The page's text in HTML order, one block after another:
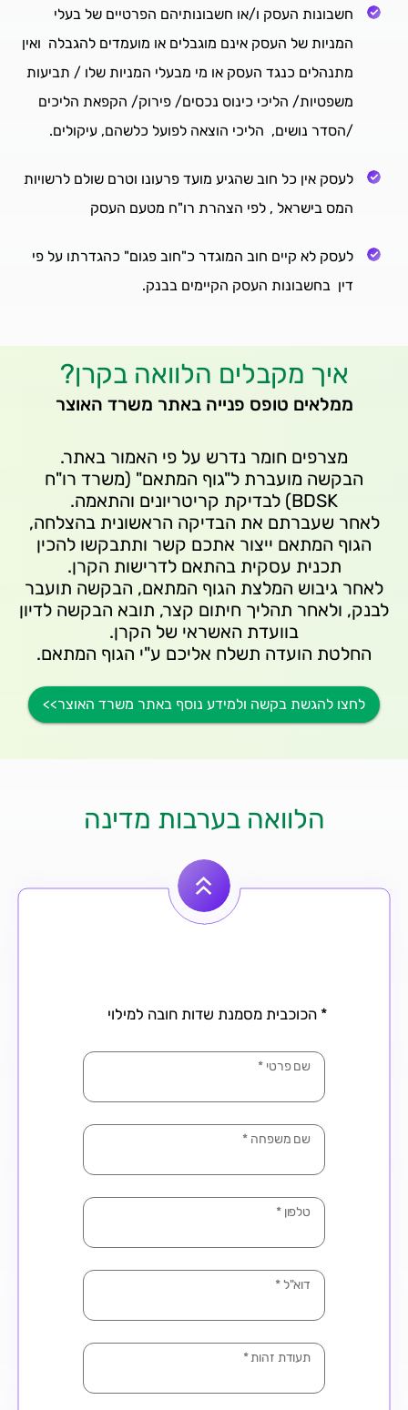
חשבונות העסק ו/או חשבונותיהם הפרטיים של בעלי
המניות של העסק אינם מוגבלים או מועמדים להגבלה ואין
מתנהלים כנגד העסק או מי מבעלי המניות שלו / תביעות
משפטיות/ הליכי כינוס נכסים/ פירוק/ הקפאת הליכים
/הסדר נושים, הליכי הוצאה לפועל כלשהם, עיקולים.
לעסק אין כל חוב שהגיע מועד פרעונו וטרם שולם לרשויות
המס בישראל , לפי הצהרת רו"ח מטעם העסק
לעסק לא קיים חוב המוגדר כ"חוב פגום" כהגדרתו על פי
דין בחשבונות העסק הקיימים בבנק.
איך מקבלים הלוואה בקרן?
ממלאים טופס פנייה באתר משרד האוצר
הבקשה מועברת ל"גוף המתאם" (משרד רו"ח
לאחר שעברתם את הבדיקה הראשונית בהצלחה,
הגוף המתאם ייצור אתכם קשר ותתבקשו להכין
לאחר גיבוש המלצת הגוף המתאם, הבקשה תועבר
לבנק, ולאחר תהליך חיתום קצר, תובא הבקשה לדיון
החלטת הועדה תשלח אליכם ע"י הגוף המתאם.
לחצו להגשת בקשה ולמידע נוסף באתר משרד האוצר>>
הלוואה בערבות מדינה
* הכוכבית מסמנת שדות חובה למילוי
שם פרטי *
שם משפחה *
טלפון*
דוא"ל*
תעודת זהות*